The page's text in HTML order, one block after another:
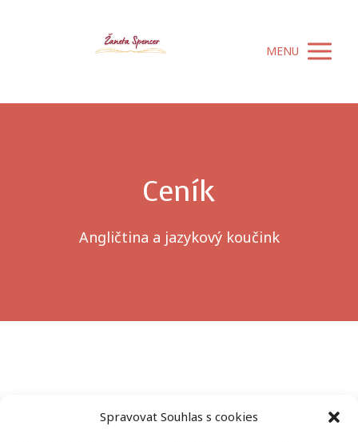
Spravovat Souhlas s cookies
MENU
Ceník
Angličtina a jazykový koučink